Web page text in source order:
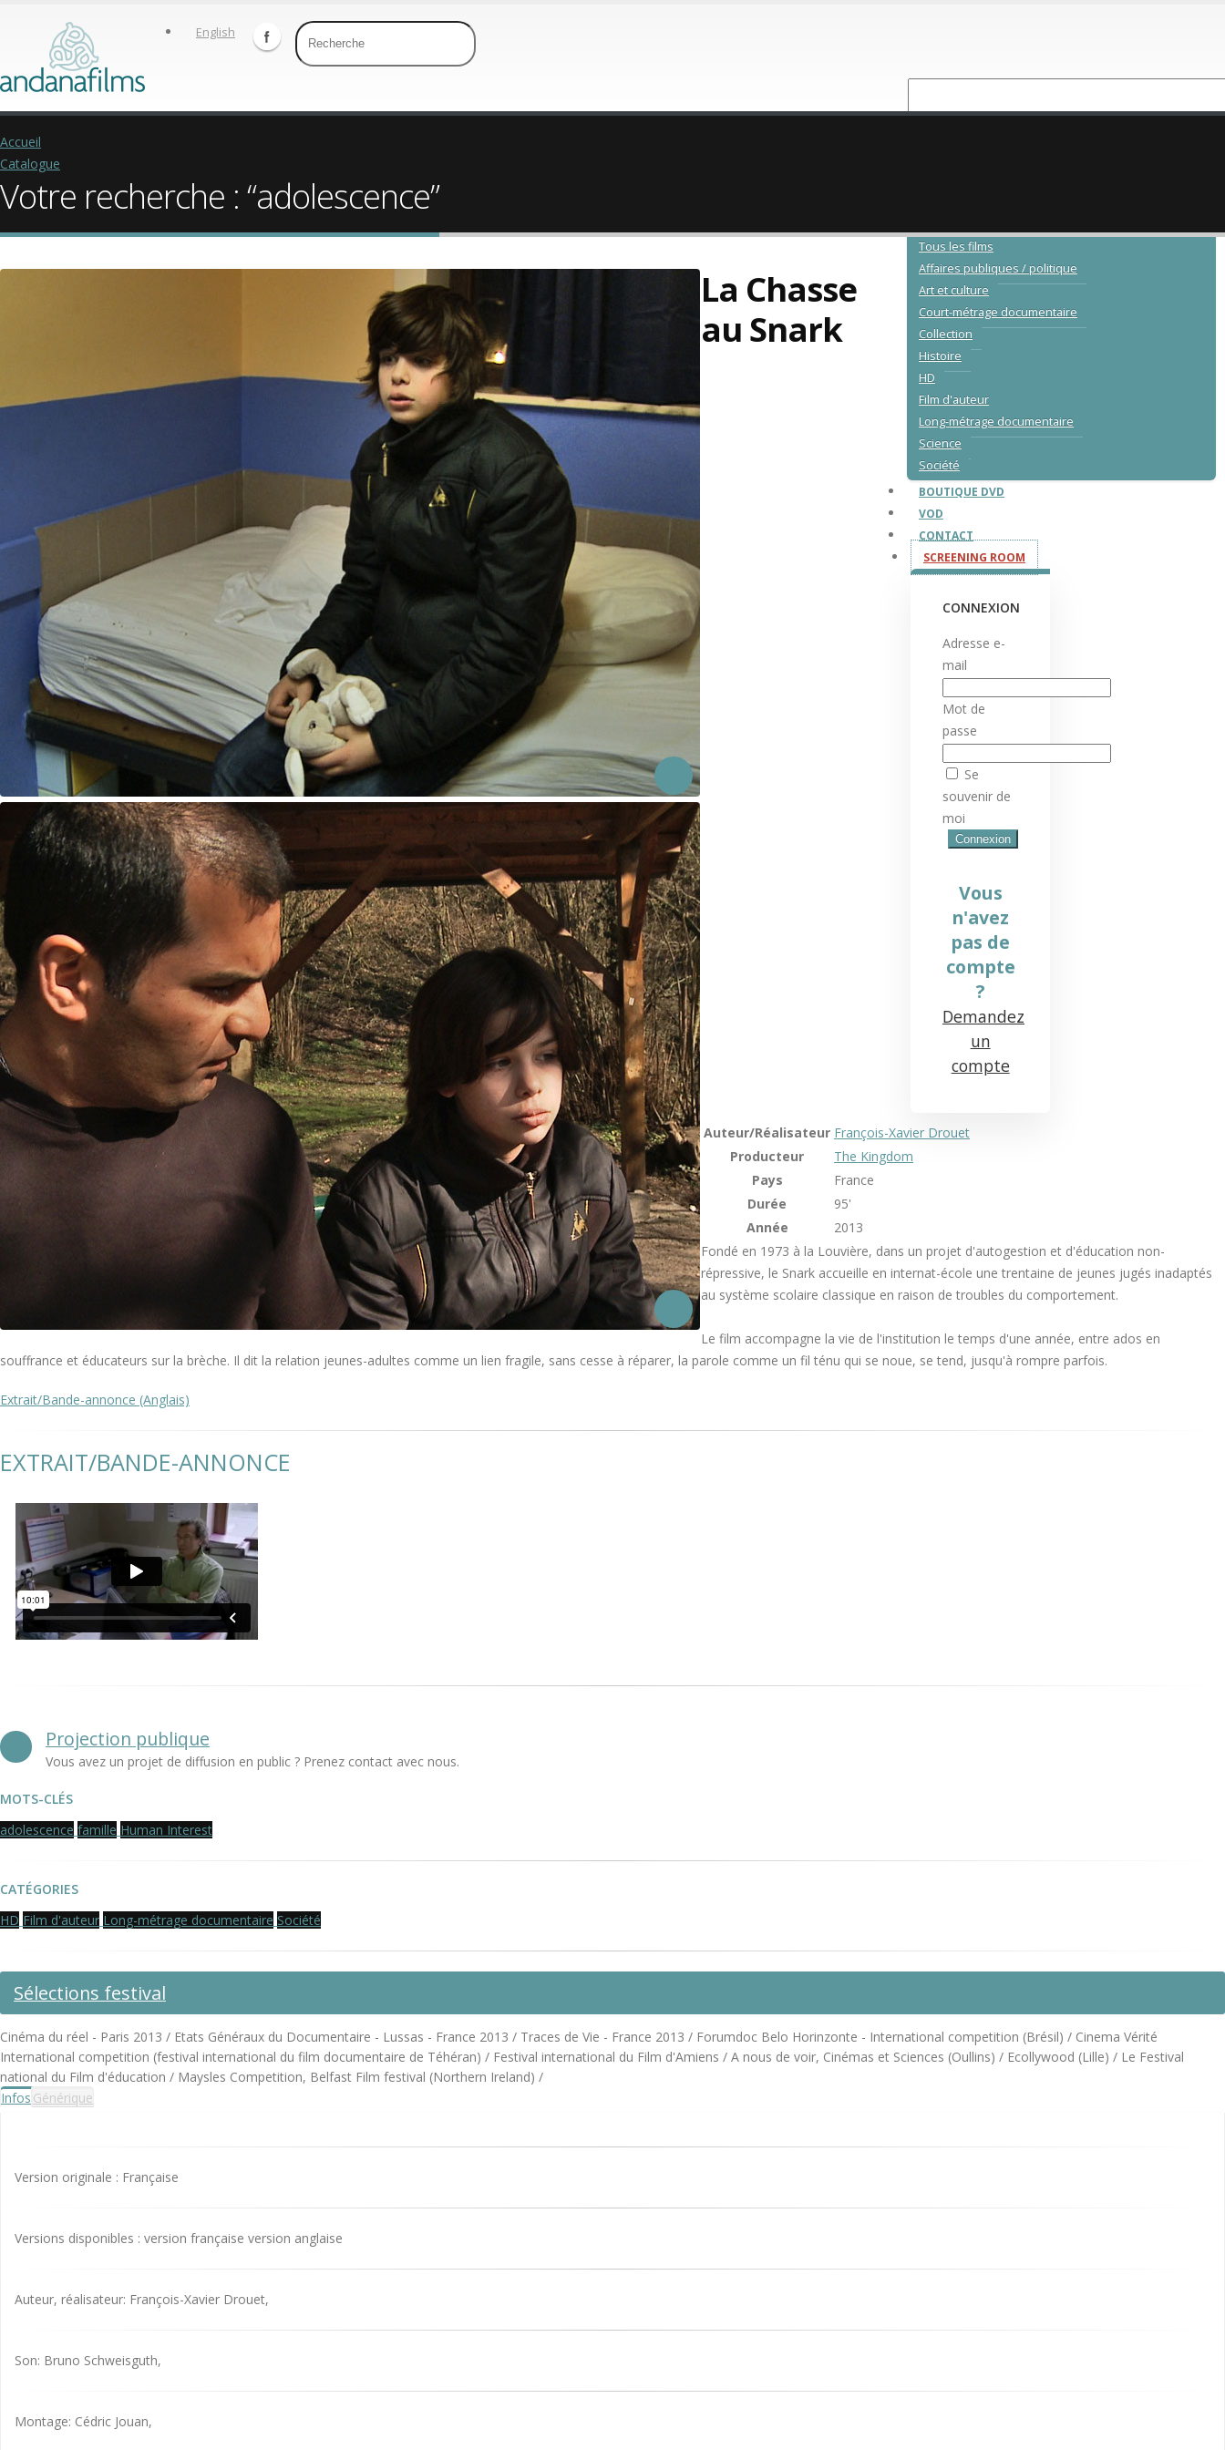
English
Tous les films
Affaires publiques / politique
Art et culture
Court-métrage documentaire
Collection
Histoire
HD
Film d'auteur
Long-métrage documentaire
Science
Société
BOUTIQUE DVD
VOD
CONTACT
SCREENING ROOM
CONNEXION
Adresse e-
mail
Mot de
passe
Se
souvenir de
moi
Vous
n'avez
pas de
compte
?
Demandez
un
compte
Accueil
Catalogue
Votre recherche : “adolescence”
La Chasse
au Snark
Auteur/Réalisateur François-Xavier Drouet
Producteur
The Kingdom
Pays
France
Durée
95'
Année
2013
Fondé en 1973 à la Louvière, dans un projet d'autogestion et d'éducation non-
répressive, le Snark accueille en internat-école une trentaine de jeunes jugés inadaptés
au système scolaire classique en raison de troubles du comportement.
Le film accompagne la vie de l'institution le temps d'une année, entre ados en
souffrance et éducateurs sur la brèche. Il dit la relation jeunes-adultes comme un lien fragile, sans cesse à réparer, la parole comme un fil ténu qui se noue, se tend, jusqu'à rompre parfois.
Extrait/Bande-annonce (Anglais)
EXTRAIT/BANDE-ANNONCE
Projection publique
Vous avez un projet de diffusion en public ? Prenez contact avec nous.
MOTS-CLÉS
adolescence famille Human Interest
CATÉGORIES
HD Film d'auteur Long-métrage documentaire Société
Sélections festival
Cinéma du réel - Paris 2013 / Etats Généraux du Documentaire - Lussas - France 2013 / Traces de Vie - France 2013 / Forumdoc Belo Horinzonte - International competition (Brésil) / Cinema Vérité
International competition (festival international du film documentaire de Téhéran) / Festival international du Film d'Amiens / A nous de voir, Cinémas et Sciences (Oullins) / Ecollywood (Lille) / Le Festival
national du Film d'éducation / Maysles Competition, Belfast Film festival (Northern Ireland) /
Infos Générique
Version originale : Française
Versions disponibles : version française version anglaise
Auteur, réalisateur: François-Xavier Drouet,
Son: Bruno Schweisguth,
Montage: Cédric Jouan,